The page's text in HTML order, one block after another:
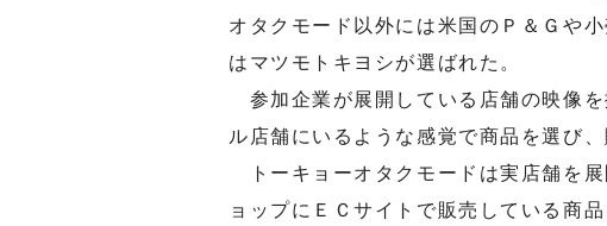
オタクモード以外には米国のＰ＆Ｇや
はマツモトキヨシが選ばれた。
参加企業が展開している店舗の映像
ル店舗にいるような感覚で商品を選び
トーキョーオタクモードは実店舗を
ョップにＥＣサイトで販売している商